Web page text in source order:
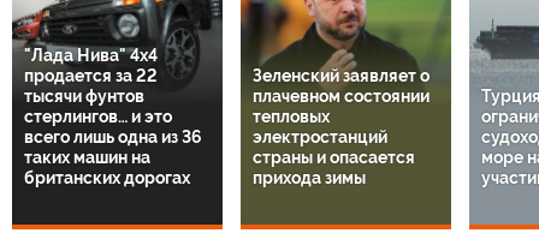
"Лада Нива" 4х4
продается за 22
тысячи фунтов
стерлингов… и это
всего лишь одна из 36
таких машин на
Зеленский заявляет о
плачевном состоянии
тепловых
электростанций
страны и опасается
море